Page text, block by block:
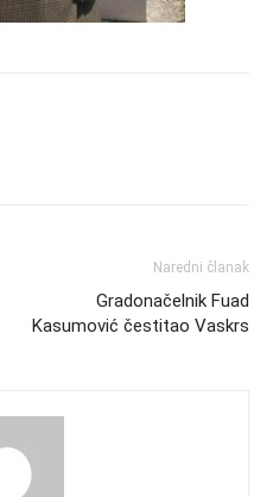
Naredni članak
Gradonačelnik Fuad
Kasumović čestitao Vaskrs